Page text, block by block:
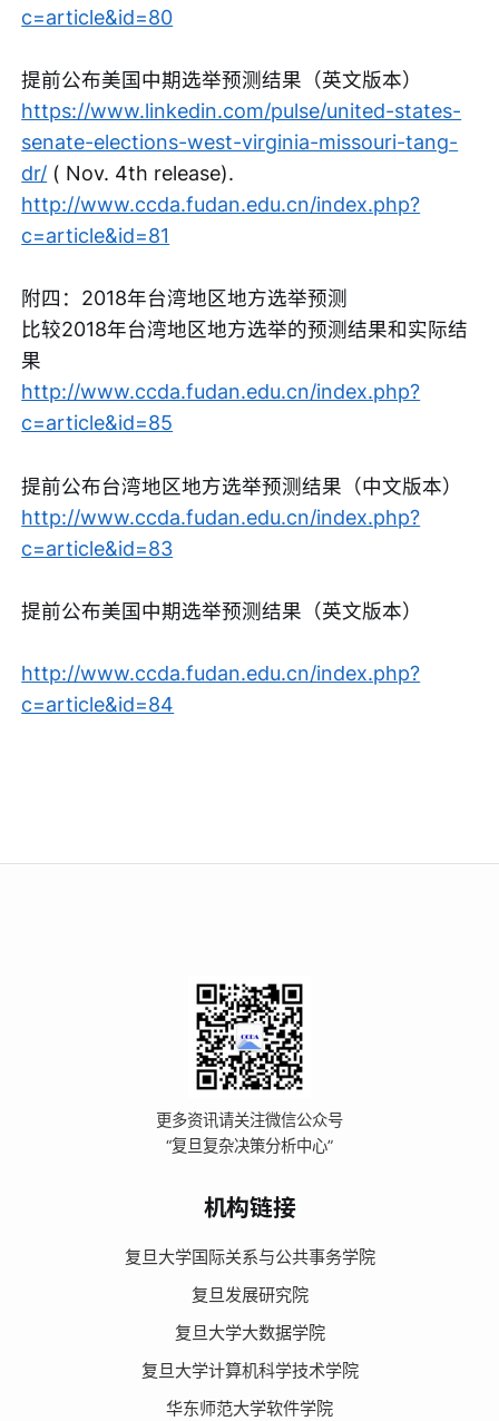
c=article&id=80
提前公布美国中期选举预测结果（英文版本）
https://www.linkedin.com/pulse/united-states-
senate-elections-west-virginia-missouri-tang-
dr/ ( Nov. 4th release).
http://www.ccda.fudan.edu.cn/index.php?
c=article&id=81
附四：2018年台湾地区地方选举预测
比较2018年台湾地区地方选举的预测结果和实际结
果
http://www.ccda.fudan.edu.cn/index.php?
c=article&id=85
提前公布台湾地区地方选举预测结果（中文版本）
http://www.ccda.fudan.edu.cn/index.php?
c=article&id=83
提前公布美国中期选举预测结果（英文版本）
http://www.ccda.fudan.edu.cn/index.php?
c=article&id=84
更多资讯请关注微信公众号
“复旦复杂决策分析中心”
机构链接
复旦大学国际关系与公共事务学院
复旦发展研究院
复旦大学大数据学院
复旦大学计算机科学技术学院
华东师范大学软件学院